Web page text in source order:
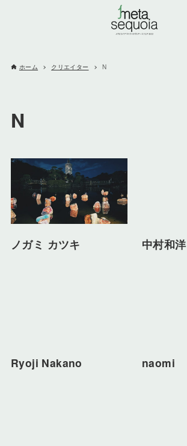
ホーム クリエイター N
N
ノガミ カツキ 中村和洋
Ryoji Nakano naomi